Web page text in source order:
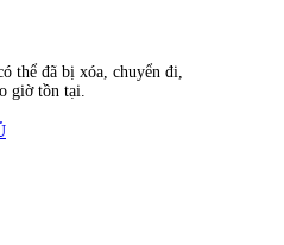
thể đã bị xóa, chuyển đi,
giờ tồn tại.